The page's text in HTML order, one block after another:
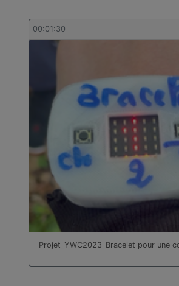
00:01:30
Projet_YWC2023_Bracelet pour une